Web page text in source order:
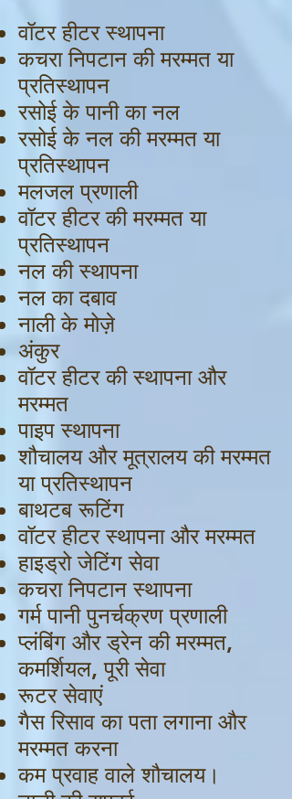
वॉटर हीटर स्थापना
कचरा निपटान की मरम्मत या
प्रतिस्थापन
रसोई के पानी का नल
रसोई के नल की मरम्मत या
प्रतिस्थापन
मलजल प्रणाली
वॉटर हीटर की मरम्मत या
प्रतिस्थापन
नल की स्थापना
नल का दबाव
नाली के मोज़े
अंकुर
वॉटर हीटर की स्थापना और
मरम्मत
पाइप स्थापना
शौचालय और मूत्रालय की मरम्मत
या प्रतिस्थापन
बाथटब रूटिंग
वॉटर हीटर स्थापना और मरम्मत
हाइड्रो जेटिंग सेवा
कचरा निपटान स्थापना
गर्म पानी पुनर्चक्रण प्रणाली
प्लंबिंग और ड्रेन की मरम्मत,
कमर्शियल, पूरी सेवा
रूटर सेवाएं
गैस रिसाव का पता लगाना और
मरम्मत करना
कम प्रवाह वाले शौचालय।